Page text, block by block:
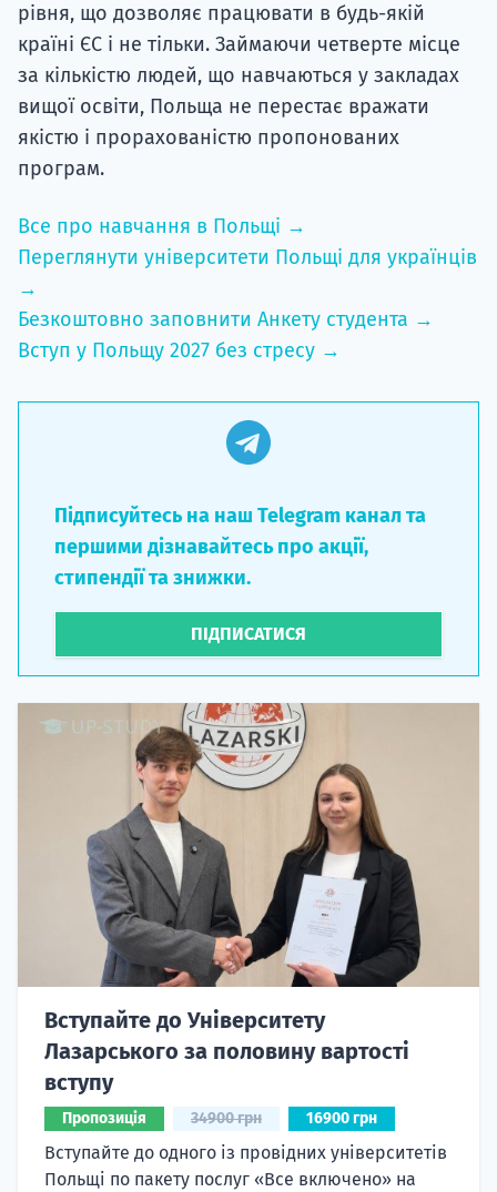
рівня, що дозволяє працювати в будь-якій
країні ЄС і не тільки. Займаючи четверте місце
за кількістю людей, що навчаються у закладах
вищої освіти, Польща не перестає вражати
якістю і прорахованістю пропонованих
програм.
Все про навчання в Польщі →
Переглянути університети Польщі для українців
→
Безкоштовно заповнити Анкету студента →
Вступ у Польщу 2027 без стресу →
Підписуйтесь на наш Telegram канал та
першими дізнавайтесь про акції,
стипендії та знижки.
ПІДПИСАТИСЯ
Вступайте до Університету
Лазарського за половину вартості
вступу
Пропозиція 34900 грн 16900 грн
Вступайте до одного із провідних університетів
Польщі по пакету послуг «Все включено» на